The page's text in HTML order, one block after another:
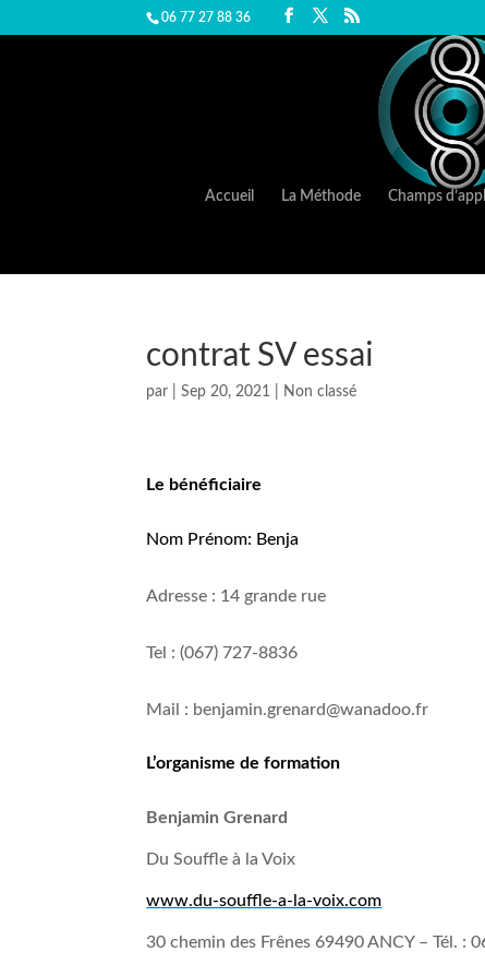
06 77 27 88 36
Accueil La Méthode Champs
contrat SV essai
par |Sep 20, 2021 Non classé
Le bénéficiaire
Nom Prénom: Benja
Adresse : 14 grande rue
Tel : (067) 727-8836
Mail : benjamin.grenard@wanadoo.fr
L’organisme de formation
Benjamin Grenard
Du Souffle à la Voix
www.du-souffle-a-la-voix.com
30 chemin des Frênes 69490 ANCY – Tél. :